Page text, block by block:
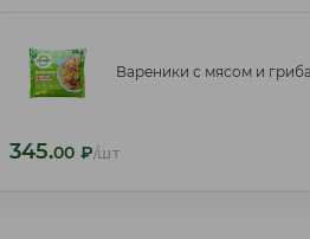
Вареники с мясом и
345.00 ₽/шт
Вареники с мясом и
345.00 ₽/шт